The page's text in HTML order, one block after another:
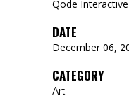
Qode Interactive
DATE
December 06,
CATEGORY
Art